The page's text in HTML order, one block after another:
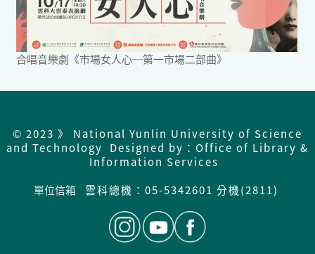
合唱音樂劇《市場女人心─第一市場二部曲》
© 2023 》 National Yunlin University of Science
and Technology Designed by：Office of Library &
Information Services
單位信箱
雲科總機：05-5342601 分機(2811)